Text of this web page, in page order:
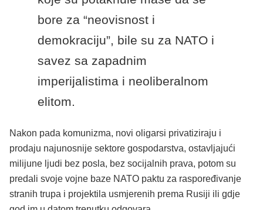
bore za “neovisnost i
demokraciju”, bile su za NATO i
savez sa zapadnim
imperijalistima i neoliberalnom
elitom.
Nakon pada komunizma, novi oligarsi privatiziraju i
prodaju najunosnije sektore gospodarstva, ostavljajući
milijune ljudi bez posla, bez socijalnih prava, potom su
predali svoje vojne baze NATO paktu za raspoređivanje
stranih trupa i projektila usmjerenih prema Rusiji ili gdje